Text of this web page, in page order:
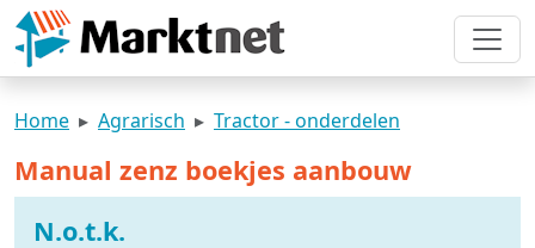
Home Agrarisch Tractor - onderdelen
Manual zenz boekjes aanbouw
N.o.t.k.